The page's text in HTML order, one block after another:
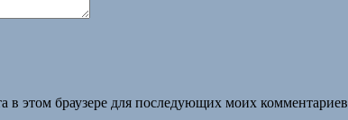
в этом браузере для последующих моих комментариев